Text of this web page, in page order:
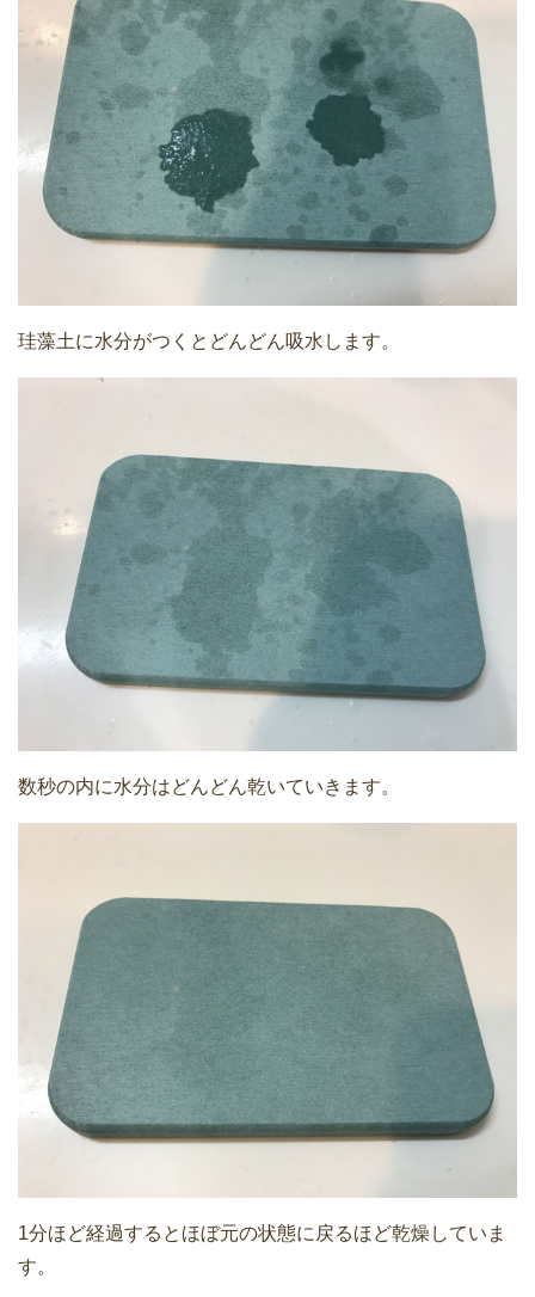
珪藻土に水分がつくとどんどん吸水します。
数秒の内に水分はどんどん乾いていきます。
1分ほど経過するとほぼ元の状態に戻るほど乾燥していま
す。